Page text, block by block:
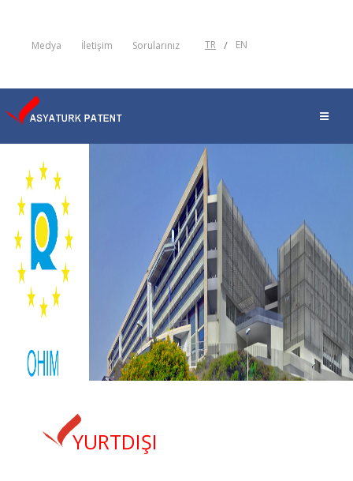
Medya İletişim Sorularınız TR / EN
YURTDIŞI